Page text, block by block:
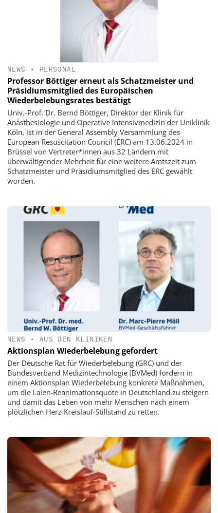
NEWS • PERSONAL
Professor Böttiger erneut als Schatzmeister und
Präsidiumsmitglied des Europäischen
Wiederbelebungsrates bestätigt
Univ.-Prof. Dr. Bernd Böttiger, Direktor der Klinik für
Anästhesiologie und Operative Intensivmedizin der Uniklinik
Köln, ist in der General Assembly Versammlung des
European Resuscitation Council (ERC) am 13.06.2024 in
Brüssel von Vertreter*innen aus 32 Ländern mit
überwältigender Mehrheit für eine weitere Amtszeit zum
Schatzmeister und Präsidiumsmitglied des ERC gewählt
worden.
NEWS • AUS DEN KLINIKEN
Aktionsplan Wiederbelebung gefordert
Der Deutsche Rat für Wiederbelebung (GRC) und der
Bundesverband Medizintechnologie (BVMed) fordern in
einem Aktionsplan Wiederbelebung konkrete Maßnahmen,
um die Laien-Reanimationsquote in Deutschland zu steigern
und damit das Leben von mehr Menschen nach einem
plötzlichen Herz-Kreislauf-Stillstand zu retten.